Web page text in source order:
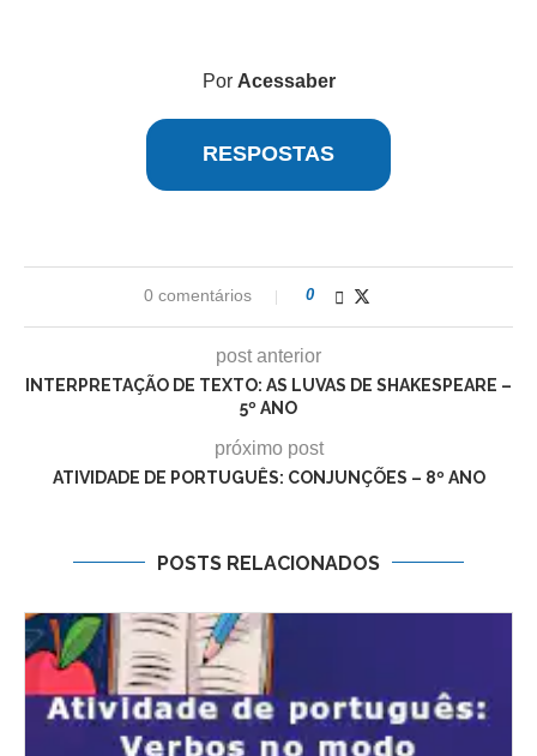
Por Acessaber
RESPOSTAS
0 comentários 0
post anterior
INTERPRETAÇÃO DE TEXTO: AS LUVAS DE SHAKESPEARE –
5º ANO
próximo post
ATIVIDADE DE PORTUGUÊS: CONJUNÇÕES – 8º ANO
POSTS RELACIONADOS